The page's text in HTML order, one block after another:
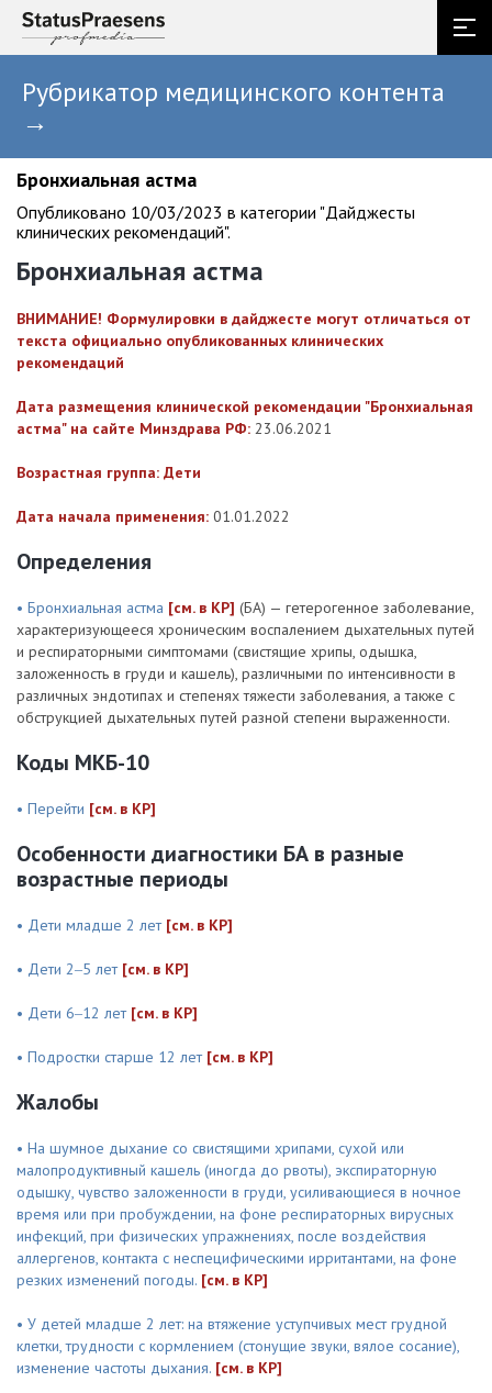
Рубрикатор медицинского контента
→
Бронхиальная астма
Опубликовано 10/03/2023 в категории "Дайджесты
клинических рекомендаций".
Бронхиальная астма
ВНИМАНИЕ! Формулировки в дайджесте могут отличаться от
текста официально опубликованных клинических
рекомендаций
Дата размещения клинической рекомендации "Бронхиальная
астма" на сайте Минздрава РФ: 23.06.2021
Возрастная группа: Дети
Дата начала применения: 01.01.2022
Определения
• Бронхиальная астма [см. в КР] (БА) — гетерогенное заболевание,
характеризующееся хроническим воспалением дыхательных путей
и респираторными симптомами (свистящие хрипы, одышка,
заложенность в груди и кашель), различными по интенсивности в
различных эндотипах и степенях тяжести заболевания, а также с
обструкцией дыхательных путей разной степени выраженности.
Коды МКБ-10
• Перейти [см. в КР]
Особенности диагностики БА в разные
возрастные периоды
• Дети младше 2 лет [см. в КР]
• Дети 2‒5 лет [см. в КР]
• Дети 6‒12 лет [см. в КР]
• Подростки старше 12 лет [см. в КР]
Жалобы
• На шумное дыхание со свистящими хрипами, сухой или
малопродуктивный кашель (иногда до рвоты), экспираторную
одышку, чувство заложенности в груди, усиливающиеся в ночное
время или при пробуждении, на фоне респираторных вирусных
инфекций, при физических упражнениях, после воздействия
аллергенов, контакта с неспецифическими ирритантами, на фоне
резких изменений погоды. [см. в КР]
• У детей младше 2 лет: на втяжение уступчивых мест грудной
клетки, трудности с кормлением (стонущие звуки, вялое сосание),
изменение частоты дыхания. [см. в КР]